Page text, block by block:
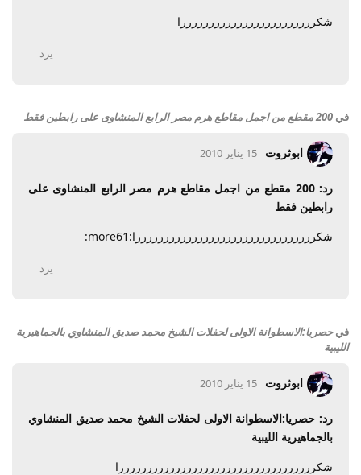
شكررررررررررررررررررررررررا
يرد
في 200 مقطع من اجمل مقاطع هرم مصر الرابع المنشاوى على رابطين فقط
ابوثروت 15 يناير 2010
رد: 200 مقطع من اجمل مقاطع هرم مصر الرابع المنشاوى على
رابطين فقط
شكررررررررررررررررررررررررررررررررا:more61:
يرد
فيحصريا:الاسطوانة الاولى لحفلات الشيخ محمد صديق المنشاوي بالجماهيرية
الليبية
ابوثروت 15 يناير 2010
رد: حصريا:الاسطوانة الاولى لحفلات الشيخ محمد صديق المنشاوي
بالجماهيرية الليبية
شكرررررررررررررررررررررررررررررررررررا